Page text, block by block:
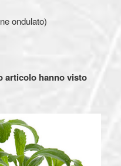
ondulato)
articolo hanno visto